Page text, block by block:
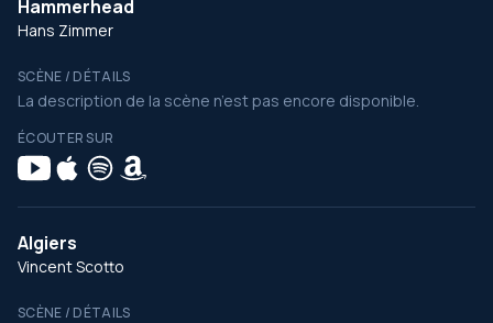
Hammerhead
Hans Zimmer
SCÈNE / DÉTAILS
La description de la scène n’est pas encore disponible.
ÉCOUTER SUR
Algiers
Vincent Scotto
SCÈNE / DÉTAILS